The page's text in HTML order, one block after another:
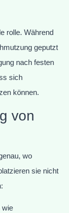
rolle. Während
geputzt
nach festen
sich
können.
von
wo
sie nicht
wie